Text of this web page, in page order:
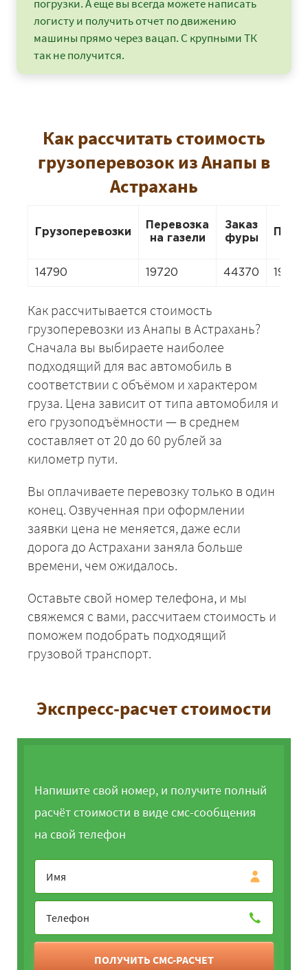
погрузки. А еще вы всегда можете написать
логисту и получить отчет по движению
машины прямо через вацап. С крупными ТК
так не получится.
Как рассчитать стоимость
грузоперевозок из Анапы в
Астрахань
Грузоперевозки
Перевозка
на газели
Заказ
фуры
14790 19720 44370 19720
Как рассчитывается стоимость
грузоперевозки из Анапы в Астрахань?
Сначала вы выбираете наиболее
подходящий для вас автомобиль в
соответствии с объёмом и характером
груза. Цена зависит от типа автомобиля и
его грузоподъёмности — в среднем
составляет от 20 до 60 рублей за
километр пути.
Вы оплачиваете перевозку только в один
конец. Озвученная при оформлении
заявки цена не меняется, даже если
дорога до Астрахани заняла больше
времени, чем ожидалось.
Оставьте свой номер телефона, и мы
свяжемся с вами, рассчитаем стоимость и
поможем подобрать подходящий
грузовой транспорт.
Экспресс-расчет стоимости
Напишите свой номер, и получите полный
расчёт стоимости в виде смс-сообщения
на свой телефон
ПОЛУЧИТЬ СМС-РАСЧЕТ